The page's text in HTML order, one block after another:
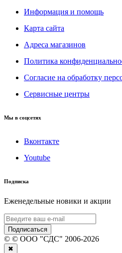
Информация и помощь
Карта сайта
Адреса магазинов
Политика
Согласие на обработку
Сервисные центры
Мы в соцсетях
Вконтакте
Youtube
Подписка
Еженедельные новики и акции
Подписаться
© © ООО "СДС" 2006-2026
✖